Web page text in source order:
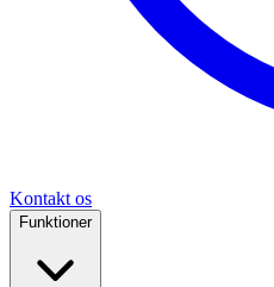
Kontakt os
Funktioner